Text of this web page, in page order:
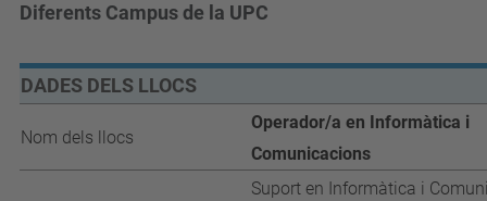
Diferents Campus de la UPC
DADES DELS LLOCS
Nom dels llocs
Operador/a en Informàtica i
Comunicacions
Suport en Informàtica i